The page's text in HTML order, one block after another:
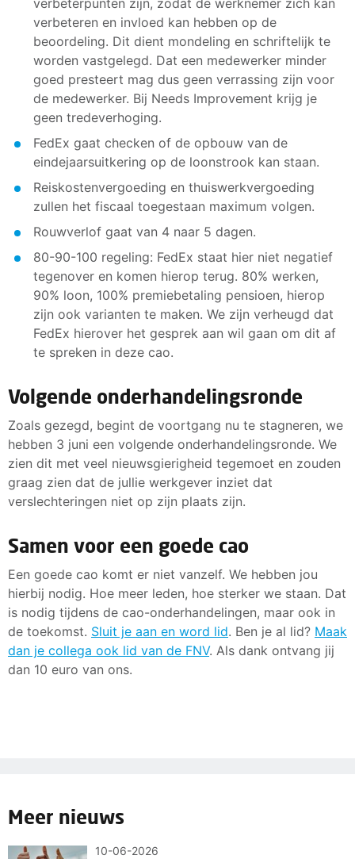
verbeteren en invloed kan hebben op de
beoordeling. Dit dient mondeling en schriftelijk te
worden vastgelegd. Dat een medewerker minder
goed presteert mag dus geen verrassing zijn voor
de medewerker. Bij Needs Improvement krijg je
geen tredeverhoging.
FedEx gaat checken of de opbouw van de
eindejaarsuitkering op de loonstrook kan staan.
Reiskostenvergoeding en thuiswerkvergoeding
zullen het fiscaal toegestaan maximum volgen.
Rouwverlof gaat van 4 naar 5 dagen.
80-90-100 regeling: FedEx staat hier niet negatief
tegenover en komen hierop terug. 80% werken,
90% loon, 100% premiebetaling pensioen, hierop
zijn ook varianten te maken. We zijn verheugd dat
FedEx hierover het gesprek aan wil gaan om dit af
te spreken in deze cao.
Volgende onderhandelingsronde
Zoals gezegd, begint de voortgang nu te stagneren, we
hebben 3 juni een volgende onderhandelingsronde. We
zien dit met veel nieuwsgierigheid tegemoet en zouden
graag zien dat de jullie werkgever inziet dat
verslechteringen niet op zijn plaats zijn.
Samen voor een goede cao
Een goede cao komt er niet vanzelf. We hebben jou
hierbij nodig. Hoe meer leden, hoe sterker we staan. Dat
is nodig tijdens de cao-onderhandelingen, maar ook in
de toekomst. Sluit je aan en word lid. Ben je al lid? Maak
dan je collega ook lid van de FNV. Als dank ontvang jij
dan 10 euro van ons.
Meer nieuws
10-06-2026